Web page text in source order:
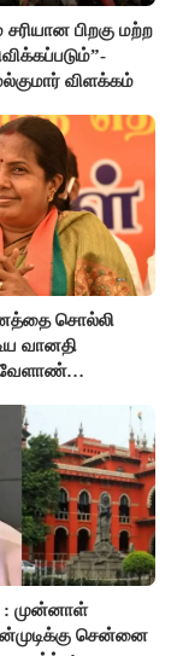
சரியான பிறகு மற்ற
விளக்கம்
சொல்லி
வானதி
வேளாண்
: முன்னாள்
சென்னை